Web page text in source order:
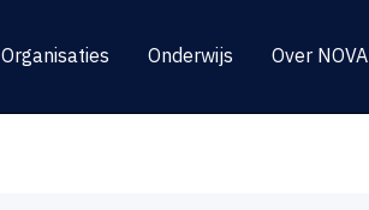
Organisaties Onderwijs Over NOVA